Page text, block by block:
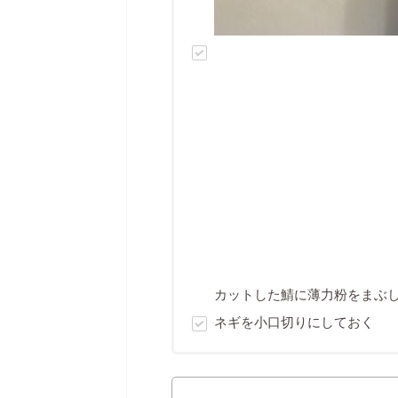
カットした鯖に薄力粉をまぶ
ネギを小口切りにしておく